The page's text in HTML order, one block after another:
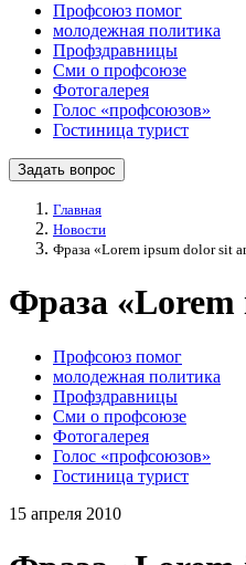
Профсоюз помог
молодежная политика
Профздравницы
Сми о профсоюзе
Фотогалерея
Голос «профсоюзов»
Гостиница турист
Задать вопрос
Главная
Новости
Фраза «Lorem ipsum dolor sit
Фраза «Lorem
Профсоюз помог
молодежная политика
Профздравницы
Сми о профсоюзе
Фотогалерея
Голос «профсоюзов»
Гостиница турист
15 апреля 2010